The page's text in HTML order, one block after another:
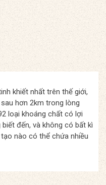
khiết nhất trên thế giới,
hơn 2km trong lòng
loại khoáng chất có lợi
đến, và không có bất kì
nào có thể chứa nhiều